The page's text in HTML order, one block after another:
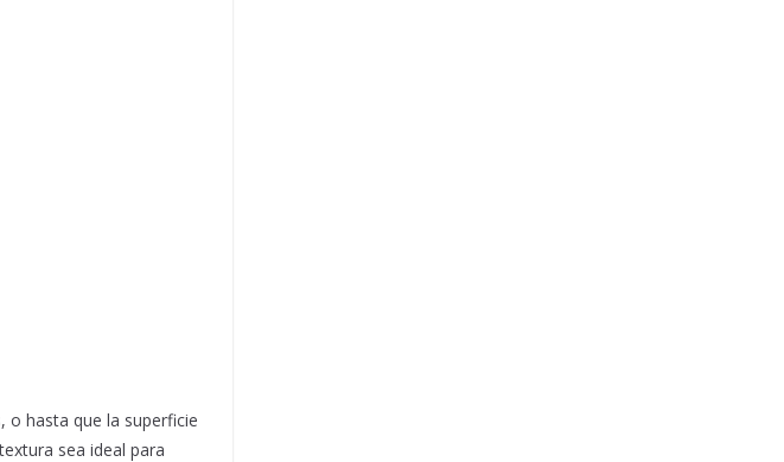
o hasta que la superficie
sea ideal para